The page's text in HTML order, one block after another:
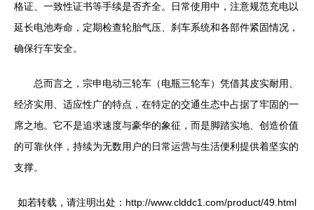
格证、一致性证书等手续是否齐全。日常使用中，注意规范充电以
延长电池寿命，定期检查轮胎气压、刹车系统和各部件紧固情况，
确保行车安全。
总而言之，宗申电动三轮车（电瓶三轮车）凭借其皮实耐用、
经济实用、适应性广的特点，在特定的交通生态中占据了牢固的一
席之地。它不是追求速度与豪华的象征，而是脚踏实地、创造价值
的可靠伙伴，持续为无数用户的日常运营与生活便利提供着坚实的
支撑。
如若转载，请注明出处：http://www.clddc1.com/product/49.html